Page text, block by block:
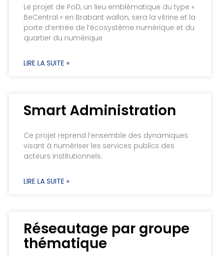
Le projet de PoD, un lieu emblématique du type «
BeCentral » en Brabant wallon, sera la vitrine et la
porte d’entrée de l’écosystème numérique et du
quartier du numérique
LIRE LA SUITE »
Smart Administration
Ce projet reprend l’ensemble des dynamiques
visant à numériser les services publics des
acteurs institutionnels.
LIRE LA SUITE »
Réseautage par groupe
thématique